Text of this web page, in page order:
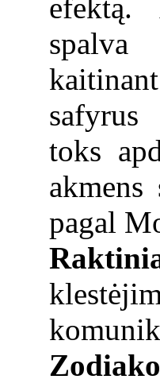
efektą.
spalva
toks
pagal